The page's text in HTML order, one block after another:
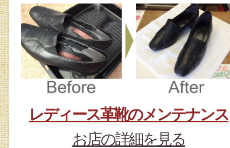
レディース革靴のメンテナンス
お店の詳細を見る